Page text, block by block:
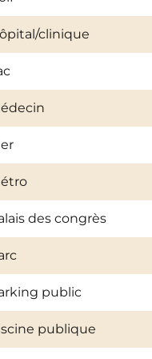
clinique
des congrès
public
publique